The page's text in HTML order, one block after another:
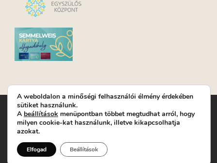
Turay Ida Színház Közhasznú Nonprofit Kft. | Működési
helyszín: Turay Ida Színház 1089 Budapest, Kálvária tér 6. |
Levelezési cím: 1089 Budapest, Kálvária tér 14. | Titkárság:
Jegyrendelés: +36-70/607-2620
A weboldalon a minőségi felhasználói élmény érdekében
sütiket használunk.
A beállítások menüpontban többet megtudhat arról, hogy
milyen cookie-kat használunk, illetve kikapcsolhatja
azokat.
Elfogad Beállítások